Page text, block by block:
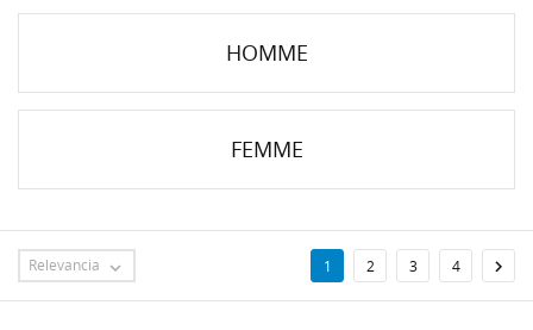
HOMME
FEMME
Relevancia  1 2 3 4 